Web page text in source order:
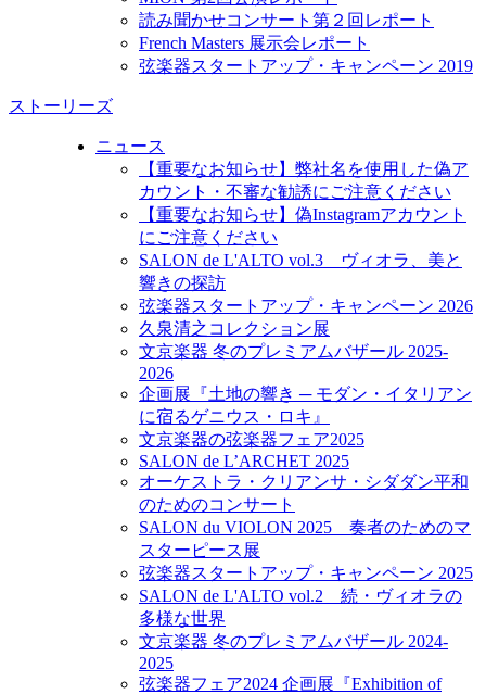
読み聞かせコンサート第２回レポート
French Masters 展示会レポート
弦楽器スタートアップ・キャンペーン 2019
ストーリーズ
ニュース
【重要なお知らせ】弊社名を使用した偽ア
カウント・不審な勧誘にご注意ください
【重要なお知らせ】偽Instagramアカウント
にご注意ください
SALON de L'ALTO vol.3 ヴィオラ、美と
響きの探訪
弦楽器スタートアップ・キャンペーン 2026
久泉清之コレクション展
文京楽器 冬のプレミアムバザール 2025-
2026
企画展『土地の響き ─ モダン・イタリアン
に宿るゲニウス・ロキ』
文京楽器の弦楽器フェア2025
SALON de L’ARCHET 2025
オーケストラ・クリアンサ・シダダン平和
のためのコンサート
SALON du VIOLON 2025 奏者のためのマ
スターピース展
弦楽器スタートアップ・キャンペーン 2025
SALON de L'ALTO vol.2 続・ヴィオラの
多様な世界
文京楽器 冬のプレミアムバザール 2024-
2025
弦楽器フェア2024 企画展『Exhibition of